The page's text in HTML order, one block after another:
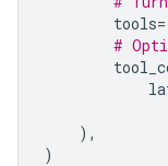
tools=
#
),
)